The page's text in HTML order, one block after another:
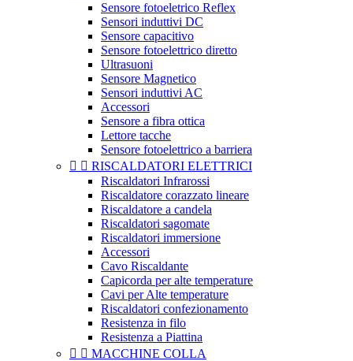
Sensore fotoeletrico Reflex
Sensori induttivi DC
Sensore capacitivo
Sensore fotoelettrico diretto
Ultrasuoni
Sensore Magnetico
Sensori induttivi AC
Accessori
Sensore a fibra ottica
Lettore tacche
Sensore fotoelettrico a barriera
  RISCALDATORI ELETTRICI
Riscaldatori Infrarossi
Riscaldatore corazzato lineare
Riscaldatore a candela
Riscaldatori sagomate
Riscaldatori immersione
Accessori
Cavo Riscaldante
Capicorda per alte temperature
Cavi per Alte temperature
Riscaldatori confezionamento
Resistenza in filo
Resistenza a Piattina
  MACCHINE COLLA